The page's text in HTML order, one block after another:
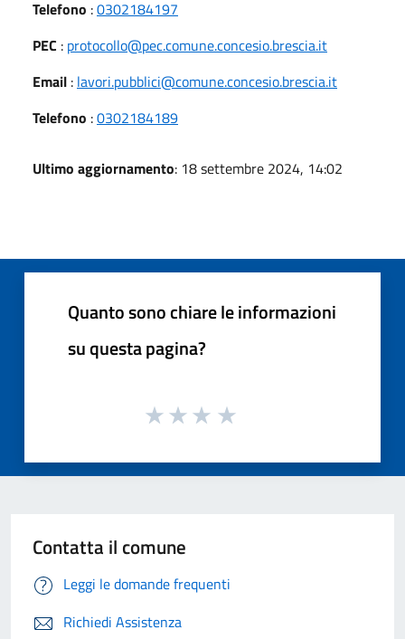
Telefono :0302184197
PEC : protocollo@pec.comune.concesio.brescia.it
Email : lavori.pubblici@comune.concesio.brescia.it
Telefono :0302184189
Ultimo aggiornamento: 18 settembre 2024, 14:02
Quanto sono chiare le informazioni
su questa pagina?
Contatta il comune
Leggi le domande frequenti
Richiedi Assistenza